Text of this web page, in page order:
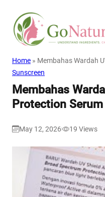
Home » Membahas Wardah
Sunscreen
Membahas
Protection
May 12, 2026 19 Views